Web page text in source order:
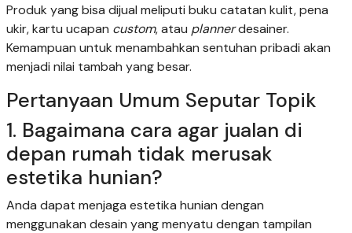
Produk yang bisa dijual meliputi buku catatan kulit, pena
ukir, kartu ucapan custom, atau plannerdesainer.
Kemampuan untuk menambahkan sentuhan pribadi akan
menjadi nilai tambah yang besar.
Pertanyaan Umum Seputar Topik
1. Bagaimana cara agar jualan di
depan rumah tidak merusak
estetika hunian?
Anda dapat menjaga estetika hunian dengan
menggunakan desain yang menyatu dengan tampilan